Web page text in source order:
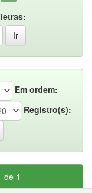
Em ordem:
Registro(s):
de 1